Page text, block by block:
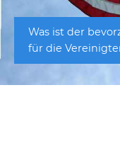
Was ist der
für die